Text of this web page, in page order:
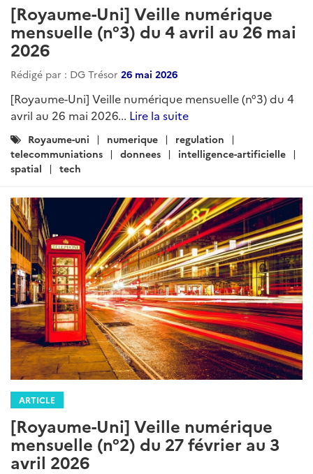
[Royaume-Uni] Veille numérique
mensuelle (n°3) du 4 avril au 26 mai
2026
Rédigé par : DG Trésor 26 mai 2026
[Royaume-Uni] Veille numérique mensuelle (n°3) du 4
avril au 26 mai 2026... Lire la suite
Catégories
:
Royaume-uni numerique
regulation
telecommuniations
donnees
intelligence-artificielle
spatial
tech
ARTICLE
[Royaume-Uni] Veille numérique
mensuelle (n°2) du 27 février au 3
avril 2026